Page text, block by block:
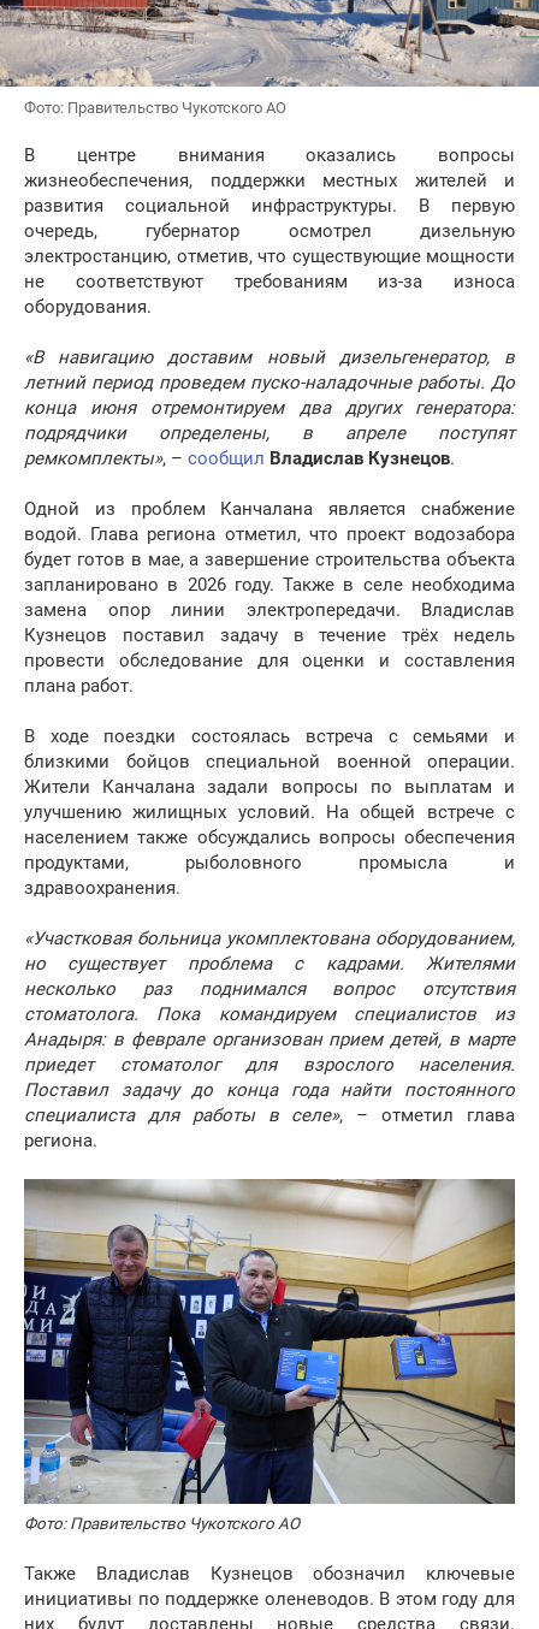
Фото: Правительство Чукотского АО
В центре внимания оказались вопросы
жизнеобеспечения, поддержки местных жителей и
развития социальной инфраструктуры. В первую
очередь, губернатор осмотрел дизельную
электростанцию, отметив, что существующие мощности
не соответствуют требованиям из-за износа
оборудования.
«В навигацию доставим новый дизельгенератор, в
летний период проведем пуско-наладочные работы. До
конца июня отремонтируем два других генератора:
подрядчики определены, в апреле поступят
ремкомплекты», – сообщил Владислав Кузнецов.
Одной из проблем Канчалана является снабжение
водой. Глава региона отметил, что проект водозабора
будет готов в мае, а завершение строительства объекта
запланировано в 2026 году. Также в селе необходима
замена опор линии электропередачи. Владислав
Кузнецов поставил задачу в течение трёх недель
провести обследование для оценки и составления
плана работ.
В ходе поездки состоялась встреча с семьями и
близкими бойцов специальной военной операции.
Жители Канчалана задали вопросы по выплатам и
улучшению жилищных условий. На общей встрече с
населением также обсуждались вопросы обеспечения
продуктами, рыболовного промысла и
здравоохранения.
«Участковая больница укомплектована оборудованием,
но существует проблема с кадрами. Жителями
несколько раз поднимался вопрос отсутствия
стоматолога. Пока командируем специалистов из
Анадыря: в феврале организован прием детей, в марте
приедет стоматолог для взрослого населения.
Поставил задачу до конца года найти постоянного
специалиста для работы в селе», – отметил глава
региона.
Фото: Правительство Чукотского АО
Также Владислав Кузнецов обозначил ключевые
инициативы по поддержке оленеводов. В этом году для
них будут доставлены новые средства связи.